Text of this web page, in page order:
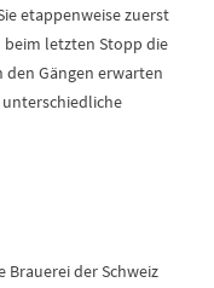
etappenweise zuerst
beim letzten Stopp die
den Gängen erwarten
Brauerei der Schweiz